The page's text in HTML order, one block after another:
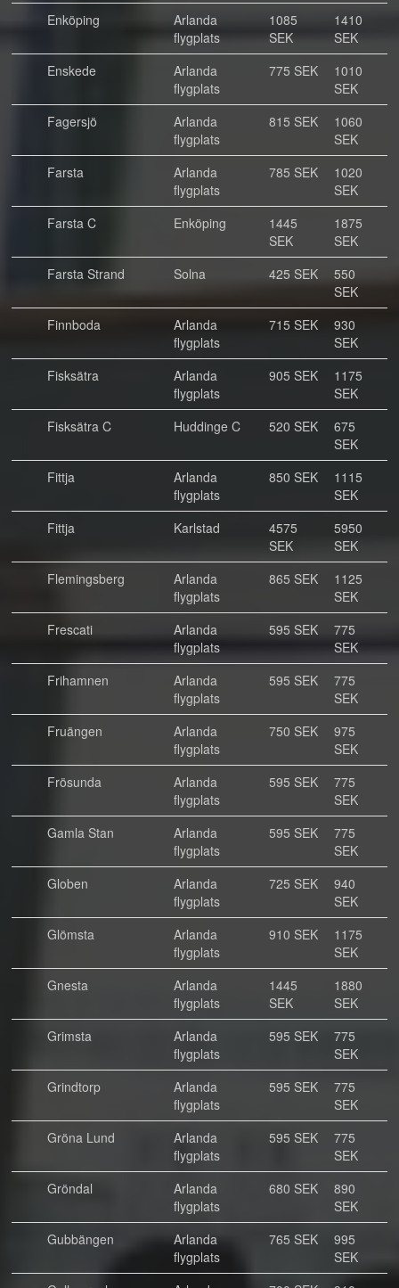
Enköping
Arlanda
flygplats
1085
SEK
1410
SEK
Enskede
Arlanda
flygplats
775 SEK
1010
SEK
Fagersjö
Arlanda
flygplats
815 SEK
1060
SEK
Farsta
Arlanda
flygplats
785 SEK
1020
SEK
Farsta C
Enköping
1445
SEK
1875
SEK
Farsta Strand
Solna 425 SEK
550
SEK
Finnboda
Arlanda
flygplats
715 SEK
930
SEK
Fisksätra
Arlanda
flygplats
905 SEK
1175
SEK
Fisksätra C
Huddinge C 520 SEK
675
SEK
Fittja
Arlanda
flygplats
850 SEK
1115
SEK
Fittja
Karlstad
4575
SEK
5950
SEK
Flemingsberg
Arlanda
flygplats
865 SEK
1125
SEK
Frescati
Arlanda
flygplats
595 SEK
775
SEK
Frihamnen
Arlanda
flygplats
595 SEK
775
SEK
Fruängen
Arlanda
flygplats
750 SEK
975
SEK
Frösunda
Arlanda
flygplats
595 SEK
775
SEK
Gamla Stan
Arlanda
flygplats
595 SEK
775
SEK
Globen
Arlanda
flygplats
725 SEK
940
SEK
Glömsta
Arlanda
flygplats
910 SEK
1175
SEK
Gnesta
Arlanda
flygplats
1445
SEK
1880
SEK
Grimsta
Arlanda
flygplats
595 SEK
775
SEK
Grindtorp
Arlanda
flygplats
595 SEK
775
SEK
Gröna Lund
Arlanda
flygplats
595 SEK
775
SEK
Gröndal
Arlanda
flygplats
680 SEK
890
SEK
Gubbängen
Arlanda
flygplats
765 SEK
995
SEK